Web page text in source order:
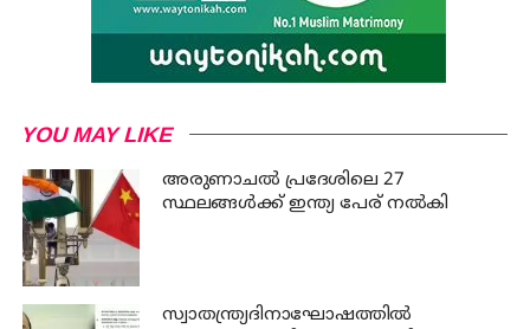
YOU MAY LIKE
അരുണാചല്‍ പ്രദേശിലെ 27
സ്ഥലങ്ങള്‍ക്ക് ഇന്ത്യ പേര് നല്‍കി
സ്വാതന്ത്ര്യദിനാഘോഷത്തില്‍